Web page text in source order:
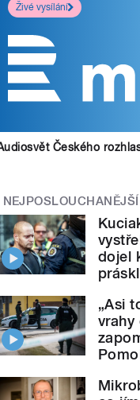
Živé vysílání
Českého
NEJPOSLOUCHANĚJŠÍ
dojel
„Asi
vrahy